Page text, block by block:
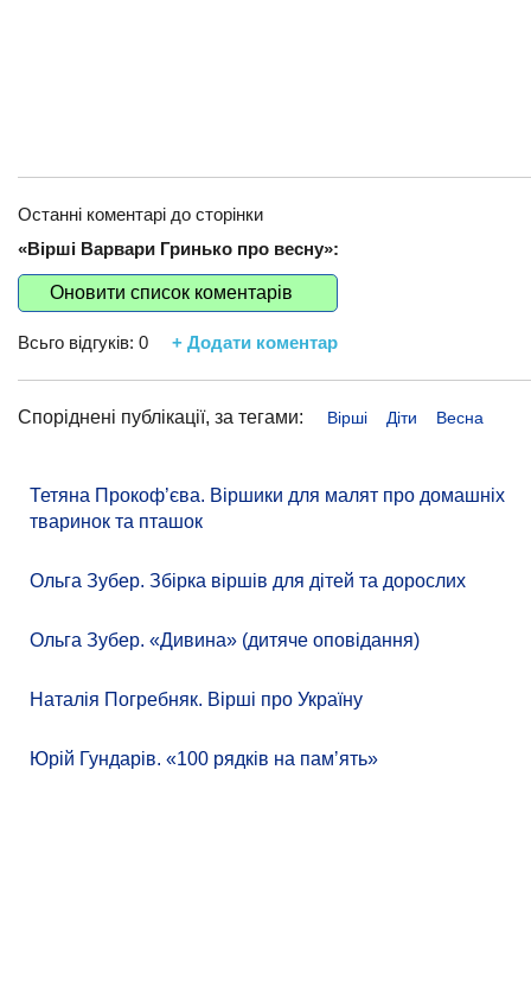
Останні коментарі до сторінки
«Вірші Варвари Гринько про весну»:
Оновити список коментарів
Всьго відгуків: 0 + Додати коментар
Споріднені публікації, за тегами: Вірші Діти Весна
Тетяна Прокоф’єва. Віршики для малят про домашніх
тваринок та пташок
Ольга Зубер. Збірка віршів для дітей та дорослих
Ольга Зубер. «Дивина» (дитяче оповідання)
Наталія Погребняк. Вірші про Україну
Юрій Гундарів. «100 рядків на памʼять»